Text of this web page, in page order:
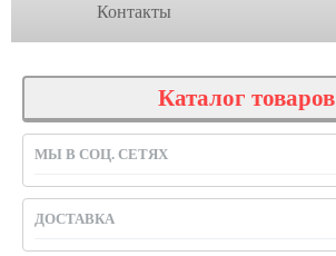
Контакты
Каталог товаров
МЫ В СОЦ. СЕТЯХ
ДОСТАВКА